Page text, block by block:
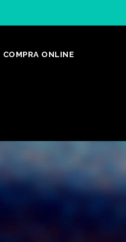
COMPRA ONLINE